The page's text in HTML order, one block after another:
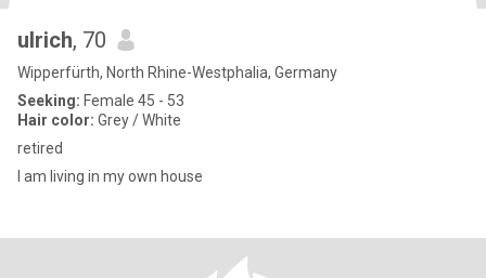
ulrich, 70
Wipperfürth, North Rhine-Westphalia, Germany
Seeking: Female 45 - 53
Hair color: Grey / White
retired
I am living in my own house